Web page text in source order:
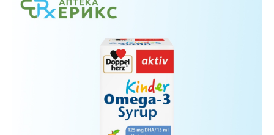
Здравствени проблеми
Медицински апрати